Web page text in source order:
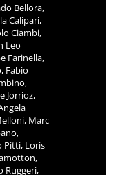
Bellora,
Calipari,
Ciambi,
Leo
Farinella,
Fabio
Jorrioz,
Marc
Pitti, Loris
Ruggeri,